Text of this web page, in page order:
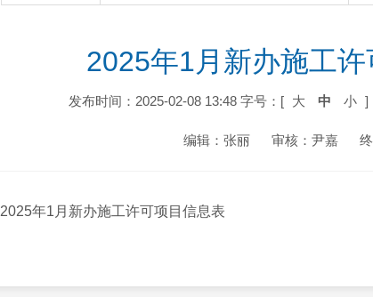
2025年1月新办施工
发布时间：2025-02-08 13:48 字号：[ 大 中 小 ]
编辑：张丽 审核：尹嘉
2025年1月新办施工许可项目信息表